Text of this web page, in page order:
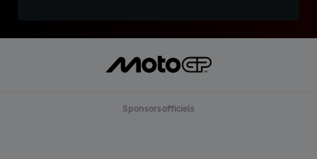
Sponsors officiels